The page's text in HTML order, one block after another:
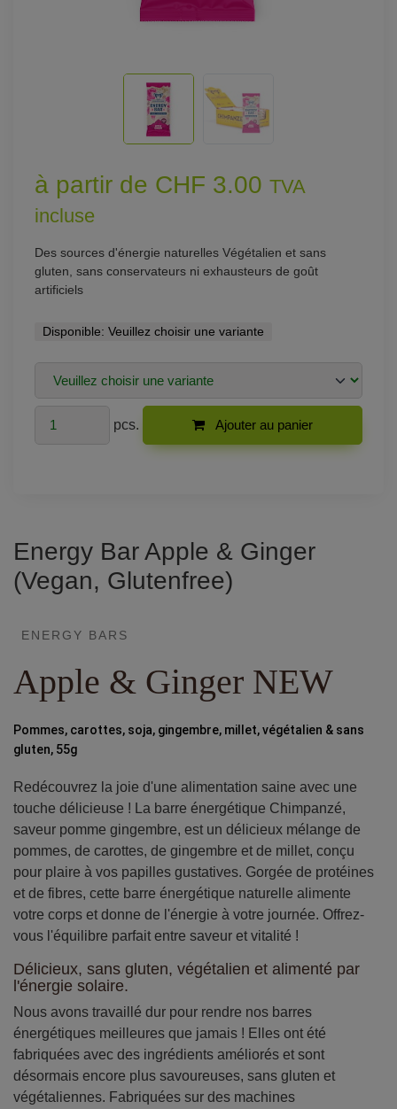
à partir de CHF 3.00 TVA
incluse
Des sources d'énergie naturelles Végétalien et sans
gluten, sans conservateurs ni exhausteurs de goût
artificiels
Disponible: Veuillez choisir une variante
pcs. Ajouter au panier
Energy Bar Apple & Ginger
(Vegan, Glutenfree)
ENERGY BARS
Apple & Ginger NEW
Pommes, carottes, soja, gingembre, millet, végétalien & sans
gluten, 55g
Redécouvrez la joie d'une alimentation saine avec une
touche délicieuse ! La barre énergétique Chimpanzé,
saveur pomme gingembre, est un délicieux mélange de
pommes, de carottes, de gingembre et de millet, conçu
pour plaire à vos papilles gustatives. Gorgée de protéines
et de fibres, cette barre énergétique naturelle alimente
votre corps et donne de l'énergie à votre journée. Offrez-
vous l'équilibre parfait entre saveur et vitalité !
Délicieux, sans gluten, végétalien et alimenté par
l'énergie solaire.
Nous avons travaillé dur pour rendre nos barres
énergétiques meilleures que jamais ! Elles ont été
fabriquées avec des ingrédients améliorés et sont
désormais encore plus savoureuses, sans gluten et
végétaliennes. Fabriquées sur des machines